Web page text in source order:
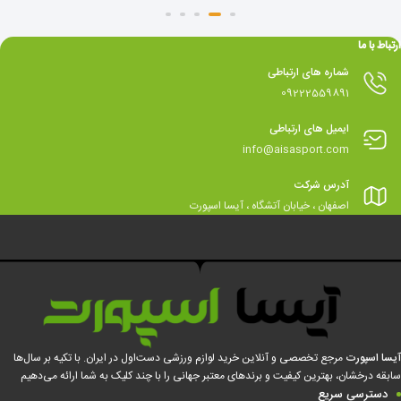
ارتباط با ما
شماره های ارتباطی
09222559891
ایمیل های ارتباطی
info@aisasport.com
آدرس شرکت
اصفهان ، خیابان آتشگاه ، آیسا اسپورت
آیسا اسپورت مرجع تخصصی و آنلاین خرید لوازم ورزشی دست‌اول در ایران. با تکیه بر سال‌ها
سابقه درخشان، بهترین کیفیت و برندهای معتبر جهانی را با چند کلیک به شما ارائه می‌دهیم
دسترسی سریع